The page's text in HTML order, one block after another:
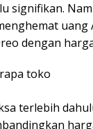
signifikan.
dengan
toko
terlebih